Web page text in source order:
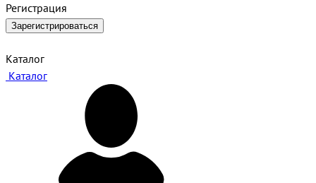
Регистрация
Зарегистрироваться
Каталог
Каталог